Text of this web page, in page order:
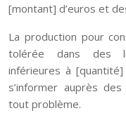
[montant] d’euros et
La production pour
tolérée dans des
inférieures à
s’informer auprès
tout problème.